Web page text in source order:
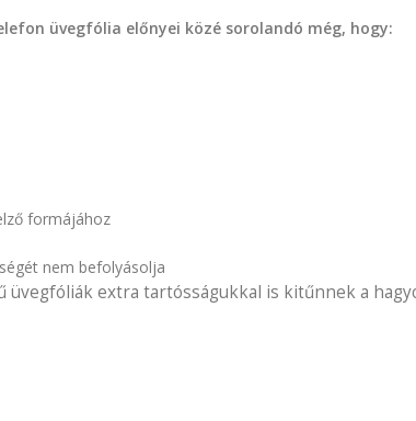
üvegfólia előnyei közé sorolandó még, hogy:
formájához
nem befolyásolja
üvegfóliák extra tartósságukkal is kitűnnek a